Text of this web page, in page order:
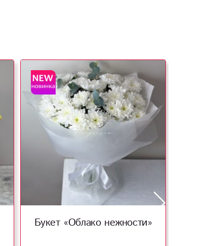
Букет «Облако нежности»